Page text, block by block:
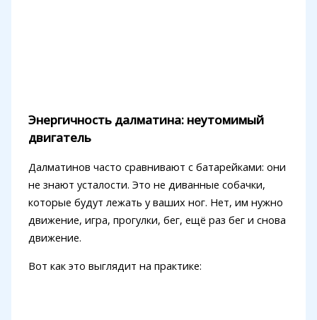
Энергичность далматина: неутомимый
двигатель
Далматинов часто сравнивают с батарейками: они
не знают усталости. Это не диванные собачки,
которые будут лежать у ваших ног. Нет, им нужно
движение, игра, прогулки, бег, ещё раз бег и снова
движение.
Вот как это выглядит на практике: